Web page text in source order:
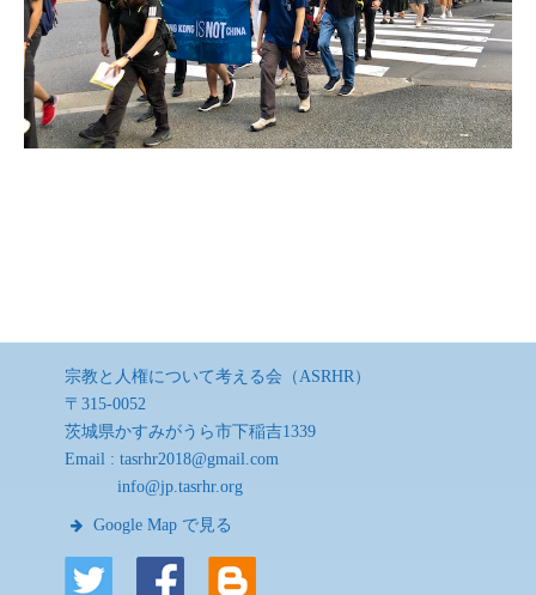
宗教と人権について考える会（ASRHR）
〒315-0052
茨城県かすみがうら市下稲吉1339
Email : tasrhr2018@gmail.com
info@jp.tasrhr.org
Google Map で見る